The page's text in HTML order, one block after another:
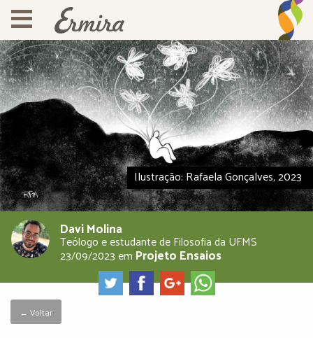
Ilustração: Rafaela Gonçalves, 2023
Davi Molina
Teólogo e estudante de Filosofia da UFMS
23/09/2023em Projeto Ensaios
← Voltar